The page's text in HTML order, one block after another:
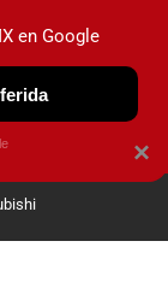
×
en Google